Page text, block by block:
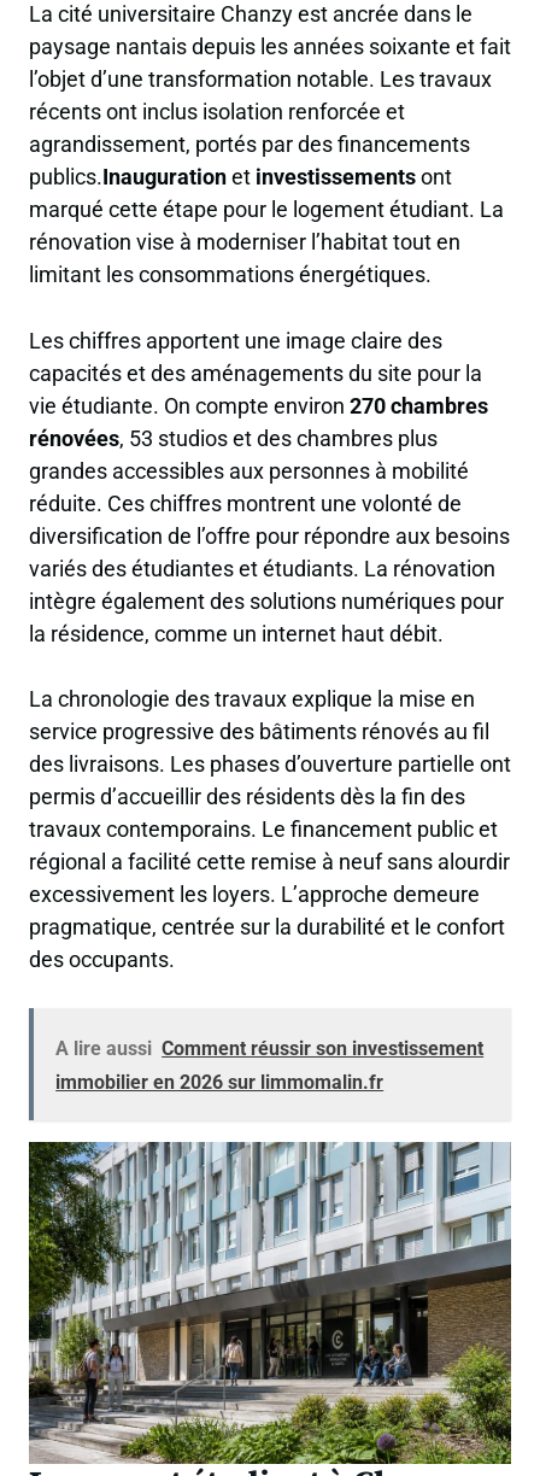
La cité universitaire Chanzy est ancrée dans le
paysage nantais depuis les années soixante et fait
l’objet d’une transformation notable. Les travaux
récents ont inclus isolation renforcée et
agrandissement, portés par des financements
publics.Inaugurationet investissementsont
marqué cette étape pour le logement étudiant. La
rénovation vise à moderniser l’habitat tout en
limitant les consommations énergétiques.
Les chiffres apportent une image claire des
capacités et des aménagements du site pour la
vie étudiante. On compte environ 270 chambres
rénovées, 53 studios et des chambres plus
grandes accessibles aux personnes à mobilité
réduite. Ces chiffres montrent une volonté de
diversification de l’offre pour répondre aux besoins
variés des étudiantes et étudiants. La rénovation
intègre également des solutions numériques pour
la résidence, comme un internet haut débit.
La chronologie des travaux explique la mise en
service progressive des bâtiments rénovés au fil
des livraisons. Les phases d’ouverture partielle ont
permis d’accueillir des résidents dès la fin des
travaux contemporains. Le financement public et
régional a facilité cette remise à neuf sans alourdir
excessivement les loyers. L’approche demeure
pragmatique, centrée sur la durabilité et le confort
des occupants.
A lire aussi Comment réussir son investissement
immobilier en 2026 sur limmomalin.fr